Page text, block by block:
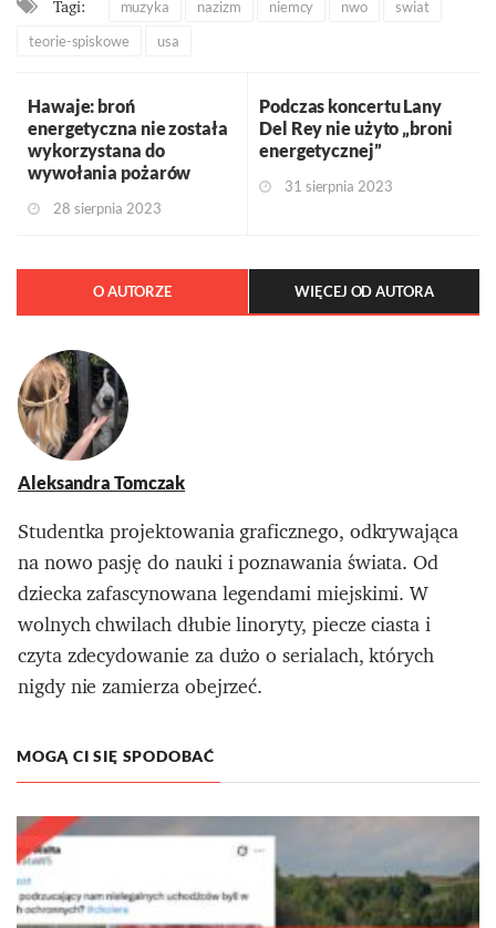
Tagi: muzyka nazizm niemcy nwo
swiat
teorie-spiskowe
usa
Hawaje: broń
energetyczna nie została
wykorzystana do
wywołania pożarów
28 sierpnia 2023
Podczas koncertu Lany
Del Rey nie użyto „broni
energetycznej”
31 sierpnia 2023
O AUTORZE WIĘCEJ OD AUTORA
Aleksandra Tomczak
Studentka projektowania graficznego, odkrywająca
na nowo pasję do nauki i poznawania świata. Od
dziecka zafascynowana legendami miejskimi. W
wolnych chwilach dłubie linoryty, piecze ciasta i
czyta zdecydowanie za dużo o serialach, których
nigdy nie zamierza obejrzeć.
MOGĄ CI SIĘ SPODOBAĆ